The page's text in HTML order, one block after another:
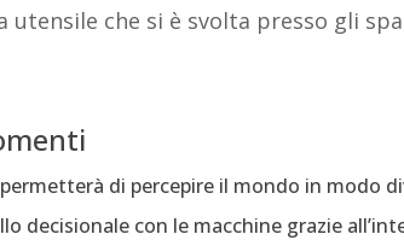
utensile che si è svolta presso gli
di percepire il mondo in modo
decisionale con le macchine grazie